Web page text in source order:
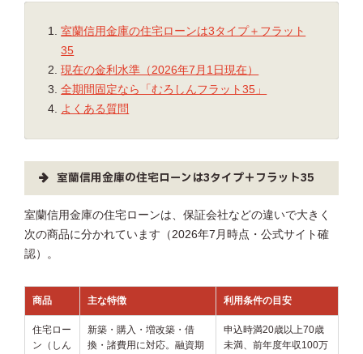
室蘭信用金庫の住宅ローンは3タイプ＋フラット
35
現在の金利水準（2026年7月1日現在）
全期間固定なら「むろしんフラット35」
よくある質問
室蘭信用金庫の住宅ローンは3タイプ＋フラット35
室蘭信用金庫の住宅ローンは、保証会社などの違いで大きく
次の商品に分かれています（2026年7月時点・公式サイト確
認）。
商品 主な特徴 利用条件の目安
住宅ロー
ン（しん
新築・購入・増改築・借
換・諸費用に対応。融資期
申込時満20歳以上70歳
未満、前年度年収100万